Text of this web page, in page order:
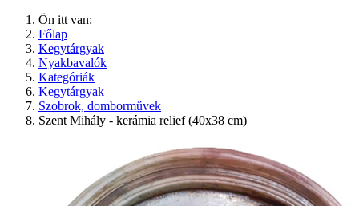
Ön itt van:
Főlap
Kegytárgyak
Nyakbavalók
Kategóriák
Kegytárgyak
Szobrok, domborművek
Szent Mihály - kerámia relief (40x38 cm)